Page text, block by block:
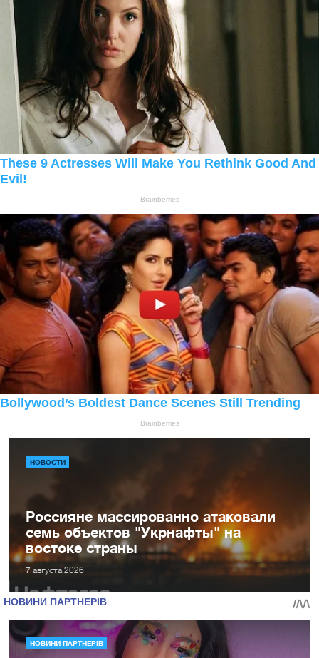
НОВОСТИ
Россияне массированно атаковали
семь объектов "Укрнафты" на
востоке страны
7 августа 2026